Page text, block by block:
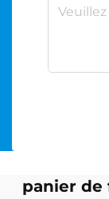
panier de